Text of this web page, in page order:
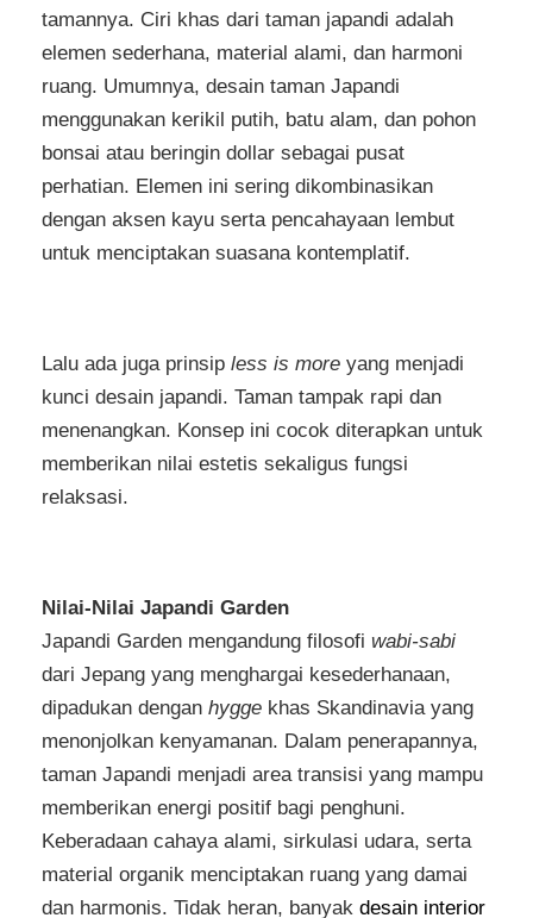
tamannya. Ciri khas dari taman japandi adalah
elemen sederhana, material alami, dan harmoni
ruang. Umumnya, desain taman Japandi
menggunakan kerikil putih, batu alam, dan pohon
bonsai atau beringin dollar sebagai pusat
perhatian. Elemen ini sering dikombinasikan
dengan aksen kayu serta pencahayaan lembut
untuk menciptakan suasana kontemplatif.
Lalu ada juga prinsip less is more yang menjadi
kunci desain japandi. Taman tampak rapi dan
menenangkan. Konsep ini cocok diterapkan untuk
memberikan nilai estetis sekaligus fungsi
relaksasi.
Nilai-Nilai Japandi Garden
Japandi Garden mengandung filosofi wabi-sabi
dari Jepang yang menghargai kesederhanaan,
dipadukan dengan hygge khas Skandinavia yang
menonjolkan kenyamanan. Dalam penerapannya,
taman Japandi menjadi area transisi yang mampu
memberikan energi positif bagi penghuni.
Keberadaan cahaya alami, sirkulasi udara, serta
material organik menciptakan ruang yang damai
dan harmonis. Tidak heran, banyak desain interior